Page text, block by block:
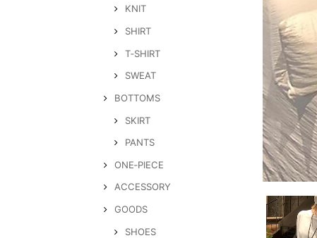
KNIT
SHIRT
T‐SHIRT
SWEAT
BOTTOMS
SKIRT
PANTS
ONE‐PIECE
ACCESSORY
GOODS
SHOES